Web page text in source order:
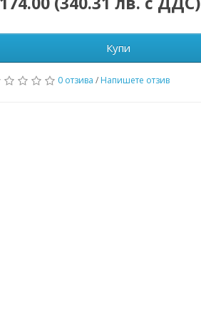
Купи
0 отзива / Напишете отзив